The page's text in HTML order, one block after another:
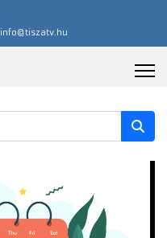
info@tiszatv.hu